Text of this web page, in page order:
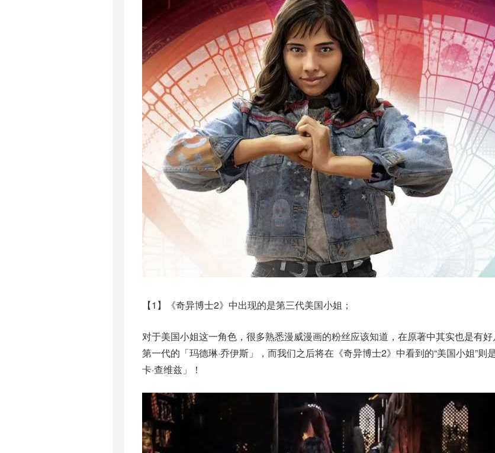
【1】《奇异博士2》中出现的是第三代美国小姐；
对于美国小姐这一角色，很多熟悉漫威漫画的粉丝应该知道，在原著中其实也是有
第一代的「玛德琳·乔伊斯」，而我们之后将在《奇异博士2》中看到的“美国小姐”则
卡·查维兹」！